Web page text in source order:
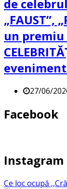
de
„FAUST”,
un premiu
27/06/
Facebook
Instagram
Ce loc ocupă